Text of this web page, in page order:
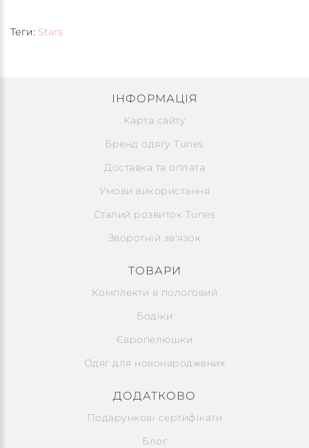
Теги: Stars
ІНФОРМАЦІЯ
Карта сайту
Бренд одягу Tunes
Доставка та оплата
Умови використання
Сталий розвиток Tunes
Зворотній зв'язок
ТОВАРИ
Комплекти в пологовий
Бодіки
Європелюшки
Одяг для новонароджених
ДОДАТКОВО
Подарункові сертифікати
Блог